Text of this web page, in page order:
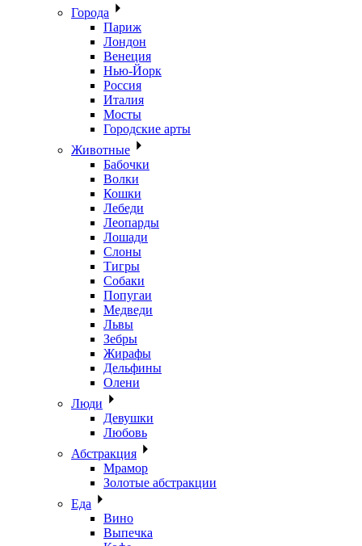
Города
Париж
Лондон
Венеция
Нью-Йорк
Россия
Италия
Мосты
Городские арты
Животные
Бабочки
Волки
Кошки
Лебеди
Леопарды
Лошади
Слоны
Тигры
Собаки
Попугаи
Медведи
Львы
Зебры
Жирафы
Дельфины
Олени
Люди
Девушки
Любовь
Абстракция
Мрамор
Золотые абстракции
Еда
Вино
Выпечка